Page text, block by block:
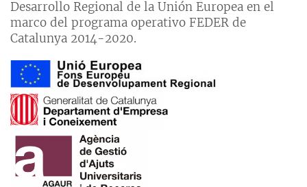
Desarrollo Regional de la Unión Europea en el
marco del programa operativo FEDER de
Catalunya 2014-2020.